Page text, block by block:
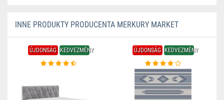
INNE PRODUKTY PRODUCENTA MERKURY MARKET
ÚJDONSÁG KEDVEZMÉNY ÚJDONSÁG KEDVEZMÉNY